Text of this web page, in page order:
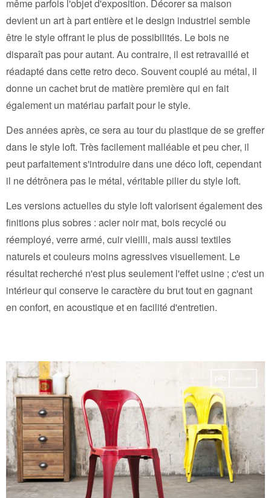
même parfois l'objet d'exposition. Décorer sa maison
devient un art à part entière et le design industriel semble
être le style offrant le plus de possibilités. Le bois ne
disparaît pas pour autant. Au contraire, il est retravaillé et
réadapté dans cette retro deco. Souvent couplé au métal, il
donne un cachet brut de matière première qui en fait
également un matériau parfait pour le style.
Des années après, ce sera au tour du plastique de se greffer
dans le style loft. Très facilement malléable et peu cher, il
peut parfaitement s'introduire dans une déco loft, cependant
il ne détrônera pas le métal, véritable pilier du style loft.
Les versions actuelles du style loft valorisent également des
finitions plus sobres : acier noir mat, bois recyclé ou
réemployé, verre armé, cuir vieilli, mais aussi textiles
naturels et couleurs moins agressives visuellement. Le
résultat recherché n'est plus seulement l'effet usine ; c'est un
intérieur qui conserve le caractère du brut tout en gagnant
en confort, en acoustique et en facilité d'entretien.